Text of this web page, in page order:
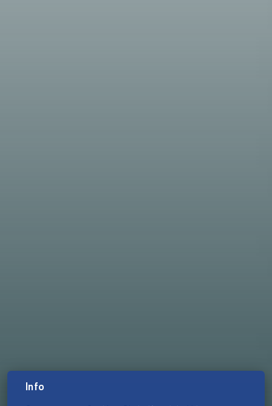
Info